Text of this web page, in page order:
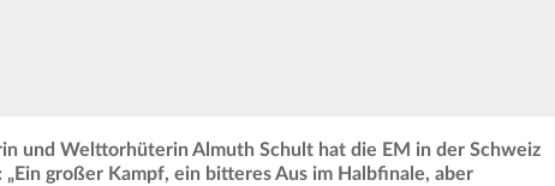
und Welttorhüterin Almuth Schult hat die EM in der Schweiz
großer Kampf, ein bitteres Aus im Halbfinale, aber